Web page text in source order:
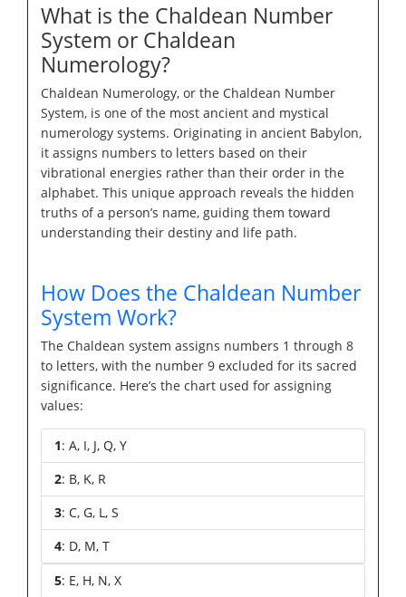
What is the Chaldean Number
System or Chaldean
Numerology?
Chaldean Numerology, or the Chaldean Number
System, is one of the most ancient and mystical
numerology systems. Originating in ancient Babylon,
it assigns numbers to letters based on their
vibrational energies rather than their order in the
alphabet. This unique approach reveals the hidden
truths of a person’s name, guiding them toward
understanding their destiny and life path.
How Does the Chaldean Number
System Work?
The Chaldean system assigns numbers 1 through 8
to letters, with the number 9 excluded for its sacred
significance. Here’s the chart used for assigning
values:
1: A, I, J, Q, Y
2: B, K, R
3: C, G, L, S
4: D, M, T
5: E, H, N, X